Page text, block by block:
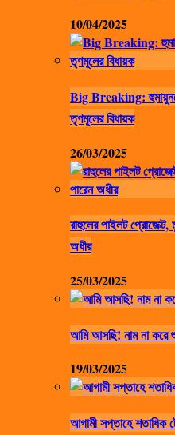
10/04/2025
Big Breaking:
তৃণমূলের বিধায়ক
26/03/2025
রাহুলের পাইলট প্রোজেক্ট,
অধীর
25/03/2025
আমি আসছি! নাম না করে
19/03/2025
আগামী সপ্তাহে শতাধিক